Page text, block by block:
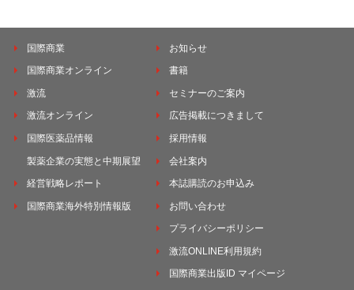
国際商業
国際商業オンライン
激流
激流オンライン
国際医薬品情報
製薬企業の実態と中期展望
経営戦略レポート
国際商業海外特別情報版
お知らせ
書籍
セミナーのご案内
広告掲載につきまして
採用情報
会社案内
本誌購読のお申込み
お問い合わせ
プライバシーポリシー
激流ONLINE利用規約
国際商業出版ID マイページ